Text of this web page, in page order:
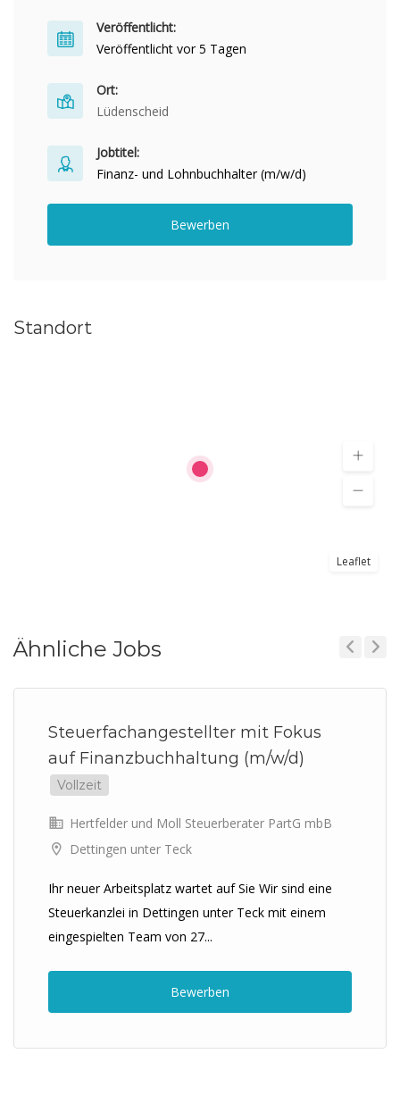
Veröffentlicht:
Veröffentlicht vor 5 Tagen
Ort:
Lüdenscheid
Jobtitel:
Finanz- und Lohnbuchhalter (m/w/d)
Bewerben
Standort
Leaflet
Ähnliche Jobs
Steuerfachangestellter mit Fokus
auf Finanzbuchhaltung (m/w/d)
Vollzeit
Hertfelder und Moll Steuerberater PartG mbB
Dettingen unter Teck
Ihr neuer Arbeitsplatz wartet auf Sie Wir sind eine
Steuerkanzlei in Dettingen unter Teck mit einem
eingespielten Team von 27...
Bewerben